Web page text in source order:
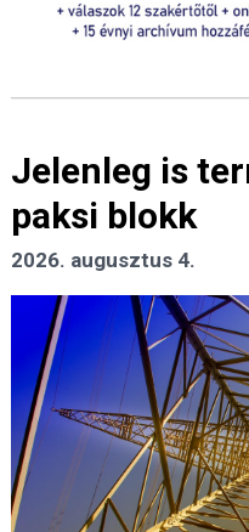
Jelenleg is
paksi blokk
2026. augusztus 4.